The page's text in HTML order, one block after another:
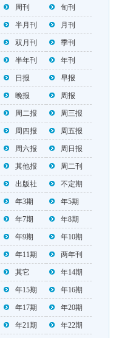
周刊 旬刊
半月刊 月刊
双月刊 季刊
半年刊 年刊
日报 早报
晚报 周报
周二报 周三报
周四报 周五报
周六报 周日报
其他报 周二刊
出版社 不定期
年3期 年5期
年7期 年8期
年9期 年10期
年11期 两年刊
其它 年14期
年15期 年16期
年17期 年20期
年21期 年22期